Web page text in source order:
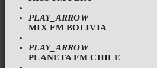
PLAY_ARROW
MIX FM BOLIVIA
PLAY_ARROW
PLANETA FM CHILE